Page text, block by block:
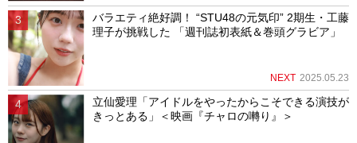
バラエティ絶好調！ “STU48の元気印” 2期生・工藤
理子が挑戦した 「週刊誌初表紙＆巻頭グラビア」
NEXT 2025.05.23
立仙愛理「アイドルをやったからこそできる演技が
きっとある」＜映画『チャロの囀り』＞